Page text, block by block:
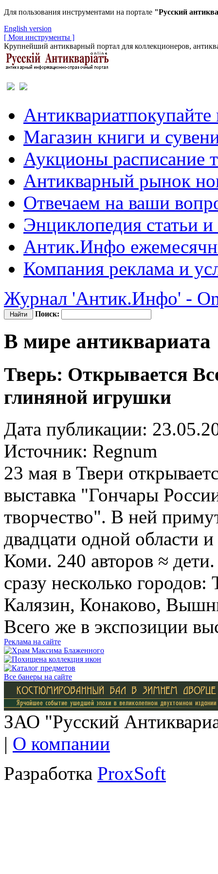
Для пользования инструментами на портале "Русский
English version
[ Мои инструменты ]
Крупнейший антикварный портал для коллекционеров,
Антиквариатпокупайте
Магазин книги и
Аукционы расписание
Антикварный рынок
Отвечаем на ваши
Энциклопедия статьи
Антик.Инфо
Компания реклама и
Журнал 'Антик.Инфо' -
Поиск:
В мире антиквариата
Тверь: Открывается
глиняной игрушки
Дата публикации:
Источник: Regnum
23 мая в Твери
выставка "Гончары
творчество". В ней
двадцати одной области
Коми. 240 авторов ≈
сразу несколько
Калязин, Конаково,
Всего же в экспозиции
Реклама на сайте
Все банеры на сайте
ЗАО "Русский
| О компании
Разработка ProxSoft